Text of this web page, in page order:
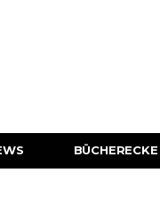
BÜCHERECKE